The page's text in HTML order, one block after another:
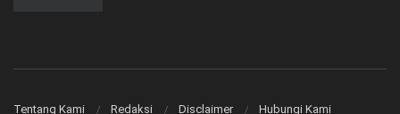
Tentang Kami Redaksi Disclaimer Hubungi Kami